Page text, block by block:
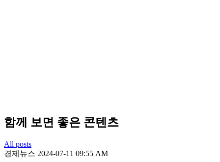
함께 보면 좋은 콘텐츠
All posts
경제뉴스 2024-07-11 09:55 AM